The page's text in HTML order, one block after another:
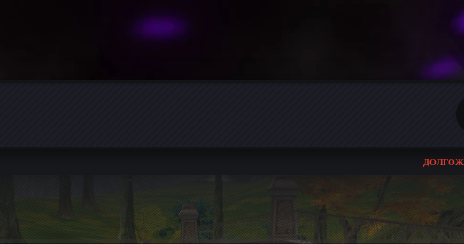
ДОЛГОЖДАННЫЙ мир HEAVEN